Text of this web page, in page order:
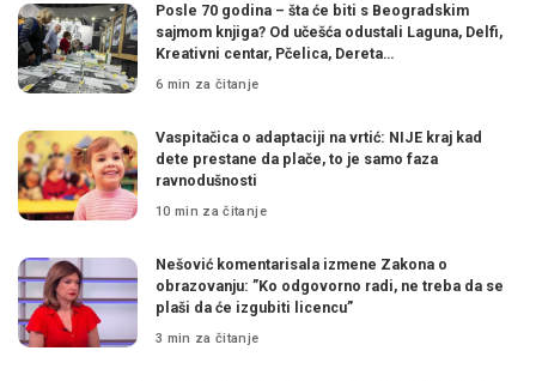
Posle 70 godina – šta će biti s Beogradskim
sajmom knjiga? Od učešća odustali Laguna, Delfi,
Kreativni centar, Pčelica, Dereta…
6 min za čitanje
Vaspitačica o adaptaciji na vrtić: NIJE kraj kad
dete prestane da plače, to je samo faza
ravnodušnosti
10 min za čitanje
Nešović komentarisala izmene Zakona o
obrazovanju: ”Ko odgovorno radi, ne treba da se
plaši da će izgubiti licencu”
3 min za čitanje